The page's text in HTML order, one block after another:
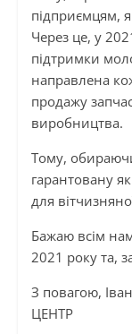
підприємцям,
Через це, у
підтримки
направлена
продажу
виробництва.
Тому,
гарантовану
для
Бажаю всім
2021 року та,
З повагою,
ЦЕНТР